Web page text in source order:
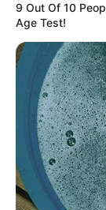
DIVERSAS
MATÉRIAS EM
9 Out Of 10
Age Test!